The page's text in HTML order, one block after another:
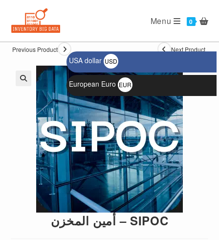
0
Menu
Previous Product Next Product
SIPOC – أمين المخزن
USD
$
EUR
€